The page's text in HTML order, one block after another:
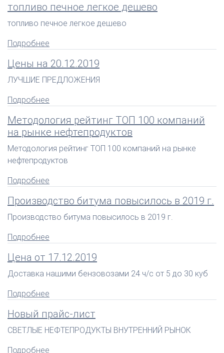
топливо печное легкое дешево
топливо печное легкое дешево
Подробнее
Цены на 20.12.2019
ЛУЧШИЕ ПРЕДЛОЖЕНИЯ
Подробнее
Методология рейтинг ТОП 100 компаний
на рынке нефтепродуктов
Методология рейтинг ТОП 100 компаний на рынке
нефтепродуктов
Подробнее
Производство битума повысилось в 2019 г.
Производство битума повысилось в 2019 г.
Подробнее
Цена от 17.12.2019
Доставка нашими бензовозами 24 ч/с от 5 до 30 куб
Подробнее
Новый прайс-лист
СВЕТЛЫЕ НЕФТЕПРОДУКТЫ ВНУТРЕННИЙ РЫНОК
Подробнее